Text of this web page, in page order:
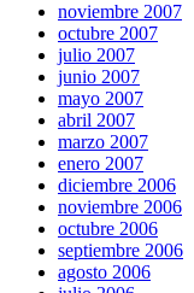
noviembre 2007
octubre 2007
julio 2007
junio 2007
mayo 2007
abril 2007
marzo 2007
enero 2007
diciembre 2006
noviembre 2006
octubre 2006
septiembre 2006
agosto 2006